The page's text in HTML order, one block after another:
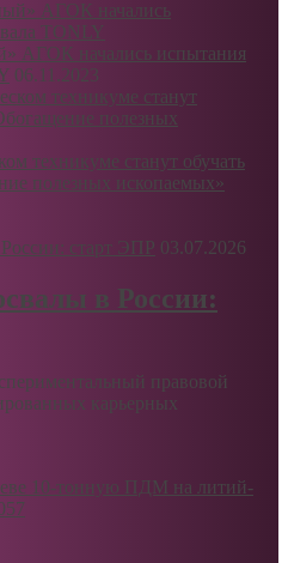
АГОК начались испытания
06.11.2023
техникуме станут обучать
полезных ископаемых»
03.07.2026
в России:
правовой
карьерных